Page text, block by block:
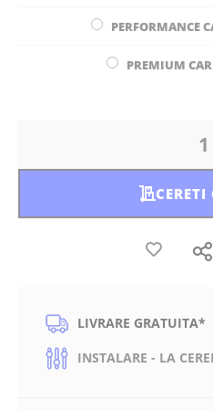
PERFORMANCE
PREMIUM
CERETI
LIVRARE GRATUITA*
INSTALARE - LA